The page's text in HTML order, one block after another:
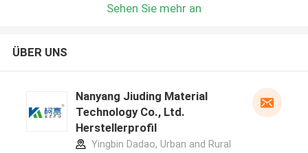
Sehen Sie mehr an
ÜBER UNS
Nanyang Jiuding Material
Technology Co., Ltd.
Herstellerprofil
Yingbin Dadao, Urban and Rural